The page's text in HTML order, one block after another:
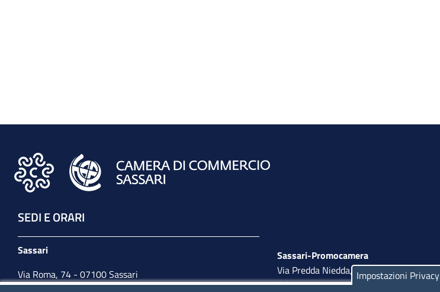
SEDI E ORARI
Sassari
Via Roma, 74 - 07100 Sassari
Tel. 079 2080274
Sassari-Promocamera
Via Predda Niedda, 18 - 07100 Sassari
Tel. 079 263 8800 | Fax 079 2638810
Impostazioni Privacy